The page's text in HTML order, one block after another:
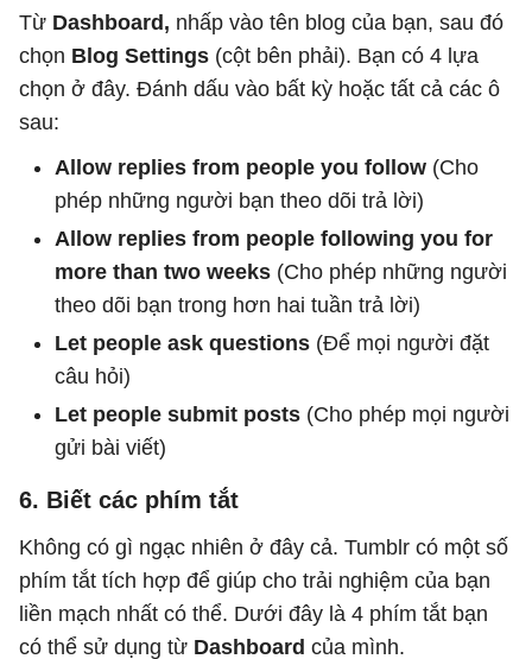
Từ Dashboard, nhấp vào tên blog của bạn, sau đó
chọn Blog Settings (cột bên phải). Bạn có 4 lựa
chọn ở đây. Đánh dấu vào bất kỳ hoặc tất cả các ô
sau:
Allow replies from people you follow (Cho
phép những người bạn theo dõi trả lời)
Allow replies from people following you for
more than two weeks (Cho phép những người
theo dõi bạn trong hơn hai tuần trả lời)
Let people ask questions (Để mọi người đặt
câu hỏi)
Let people submit posts (Cho phép mọi người
gửi bài viết)
6. Biết các phím tắt
Không có gì ngạc nhiên ở đây cả. Tumblr có một số
phím tắt tích hợp để giúp cho trải nghiệm của bạn
liền mạch nhất có thể. Dưới đây là 4 phím tắt bạn
có thể sử dụng từ Dashboard của mình.